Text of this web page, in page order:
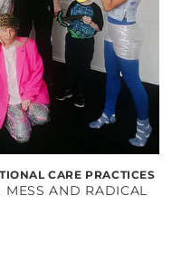
CARE PRACTICES
MESS AND RADICAL